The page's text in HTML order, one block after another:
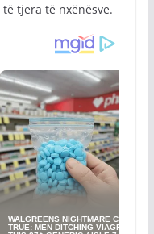
tjera të nxënësve.